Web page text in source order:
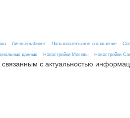
Личный кабинет Пользовательское соглашение
данных
Новостройки Москвы Новостройки
с актуальностью